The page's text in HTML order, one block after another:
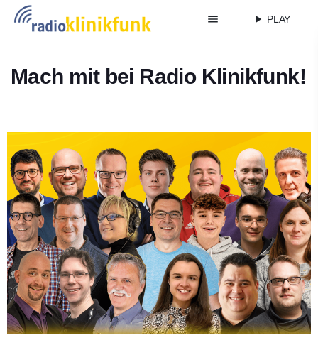
menu play_arrow PLAY
Mach mit bei Radio Klinikfunk!